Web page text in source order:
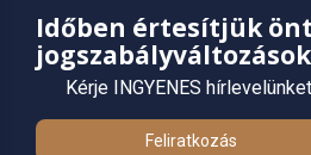
Időben értesítjük
Kérje INGYENES
Feliratkozás